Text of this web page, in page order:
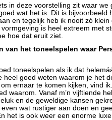
in deze voorstelling zit waar we
wat het is. Dit is bijvoorbeeld
en tegelijk heb ik nooit zó klein
is heel extreem met
hoe dat eruit ziet.
van het toneelspelen waar
toneelspelen als ik dat
heel goed weten waarom je het
ernaar te komen kijken, vind
waarom. Vanaf m’n vijftiende
en de geweldige kansen
wat rustiger aan doen en
het is ook weer een enorme